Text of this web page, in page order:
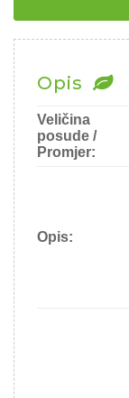
Chili
Opis
Veličina
posude /
Promjer:
Opis: